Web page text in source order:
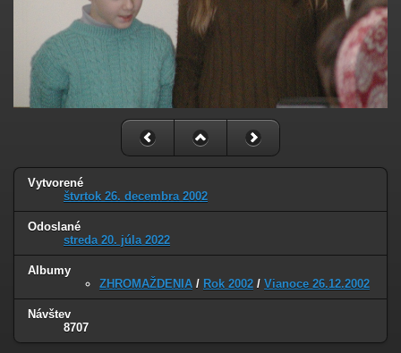
Vytvorené
štvrtok 26. decembra 2002
Odoslané
streda 20. júla 2022
Albumy
ZHROMAŽDENIA / Rok 2002 / Vianoce 26.12.2002
Návštev
8707